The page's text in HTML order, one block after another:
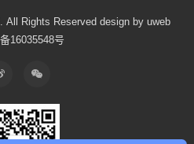
All Rights Reserved design by uweb
16035548号